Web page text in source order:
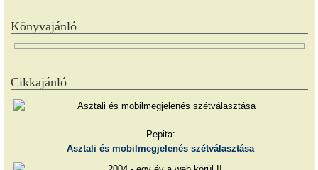
Könyvajánló
Cikkajánló
Pepita:
Asztali és mobilmegjelenés szétválasztása